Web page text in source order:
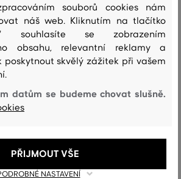
3 299 Kč
2 309 Kč
KOŠILE GANT REG CLASSIC
OXFORD DOBBY SHIRT
3 299 Kč
2 309 Kč
Dostupné velikosti:
souborů cookies nám
náš web. Kliknutím na tlačítko
souhlasíte se zobrazením
obsahu, relevantní reklamy a
poskytnout skvělý zážitek při vašem
datům se budeme chovat slušně.
NASTAVENÍ
PŘIJMOUT VŠE